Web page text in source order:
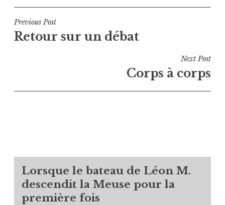
Navigation
de
Previous Post
Retour sur un débat
Next Post
Corps à corps
Lorsque le bateau de Léon M.
descendit la Meuse pour la
première fois